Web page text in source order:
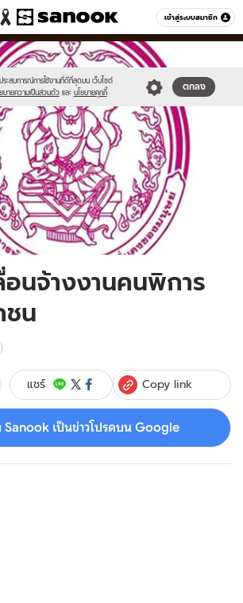
เข้าสู่ระบบสมาชิก
หมวดอื่นๆ
ระสบการณ์การใช้งานที่ดีที่สุดบน เว็บไซต์
บายความเป็นส่วนตัว และ นโยบายคุกกี้
ตกลง
images/logo-
374/1873370/648933-
นจ้างงานคนพิการ
ชน
แชร์ Copy link
Sanook เป็นข่าวโปรดบน Google